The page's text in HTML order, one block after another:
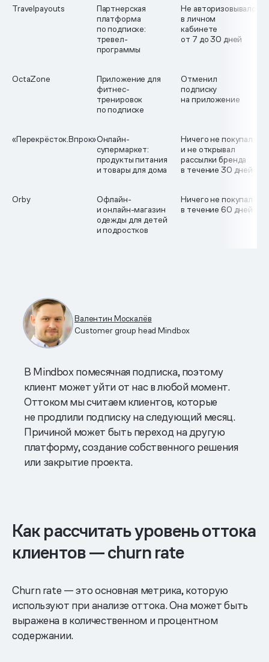
Travelpayouts
Партнерская
платформа
по подписке:
тревел-
программы
Не авторизовывался
в личном
кабинете
от 7 до 30 дней
OctaZone
Приложение для
фитнес-
тренировок
по подписке
Отменил
подписку
на приложение
«Перекрёсток.Впрок»Онлайн-
супермаркет:
продукты питания
и товары для дома
Ничего не покупал
и не открывал
рассылки бренда
в течение 30 дней
Orby
Офлайн-
и онлайн-магазин
одежды для детей
и подростков
Ничего не покупал
в течение 60 дней
Валентин Москалёв
Customer group head Mindbox
В Mindbox помесячная подписка, поэтому
клиент может уйти от нас в любой момент.
Оттоком мы считаем клиентов, которые
не продлили подписку на следующий месяц.
Причиной может быть переход на другую
платформу, создание собственного решения
или закрытие проекта.
Как рассчитать уровень оттока
клиентов — churn rate
Churn rate — это основная метрика, которую
используют при анализе оттока. Она может быть
выражена в количественном и процентном
содержании.